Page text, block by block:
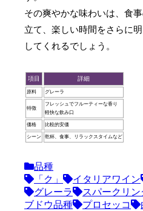
その爽やかな味わいは、食
立て、楽しい時間をさらに
してくれるでしょう。
項目 詳細
原料 グレーラ
特徴
フレッシュでフルーティーな香り
軽快な飲み口
価格 比較的安価
シーン 乾杯、食事、リラックスタイムなど
品種
「ク」
イタリアワイン
グレーラ
スパークリ
ブドウ品種
プロセッコ